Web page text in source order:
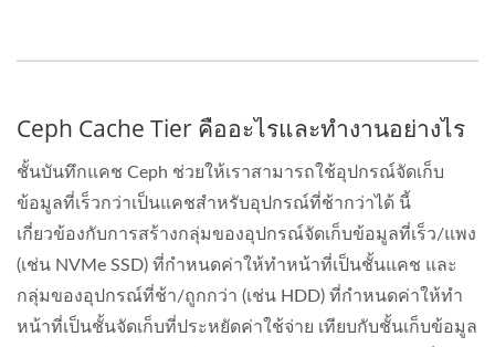
Ceph Cache Tier คืออะไรและทำงานอย่างไร
ชั้นบันทึกแคช Ceph ช่วยให้เราสามารถใช้อุปกรณ์จัดเก็บ
ข้อมูลที่เร็วกว่าเป็นแคชสำหรับอุปกรณ์ที่ช้ากว่าได้ นี้
เกี่ยวข้องกับการสร้างกลุ่มของอุปกรณ์จัดเก็บข้อมูลที่เร็ว/แพง
(เช่น NVMe SSD) ที่กำหนดค่าให้ทำหน้าที่เป็นชั้นแคช และ
กลุ่มของอุปกรณ์ที่ช้า/ถูกกว่า (เช่น HDD) ที่กำหนดค่าให้ทำ
หน้าที่เป็นชั้นจัดเก็บที่ประหยัดค่าใช้จ่าย เทียบกับชั้นเก็บข้อมูล